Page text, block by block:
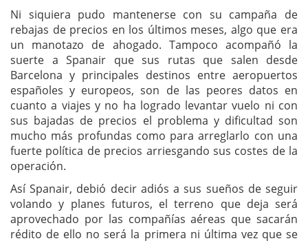
Ni siquiera pudo mantenerse con su campaña de
rebajas de precios en los últimos meses, algo que era
un manotazo de ahogado. Tampoco acompañó la
suerte a Spanair que sus rutas que salen desde
Barcelona y principales destinos entre aeropuertos
españoles y europeos, son de las peores datos en
cuanto a viajes y no ha logrado levantar vuelo ni con
sus bajadas de precios el problema y dificultad son
mucho más profundas como para arreglarlo con una
fuerte política de precios arriesgando sus costes de la
operación.
Así Spanair, debió decir adiós a sus sueños de seguir
volando y planes futuros, el terreno que deja será
aprovechado por las compañías aéreas que sacarán
rédito de ello no será la primera ni última vez que se